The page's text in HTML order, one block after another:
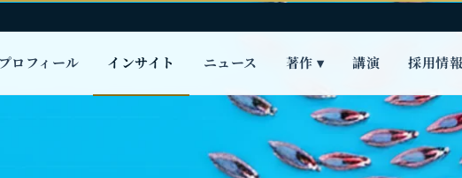
プロフィール インサイト ニュース 著作 ▾ 講演 採用情報